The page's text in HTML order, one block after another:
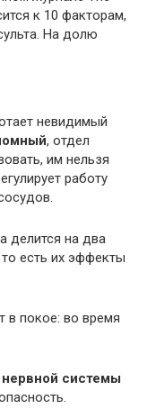
к 10 факторам,
На долю
невидимый
, отдел
им нельзя
работу
делится на два
есть их эффекты
в покое: во время
системы